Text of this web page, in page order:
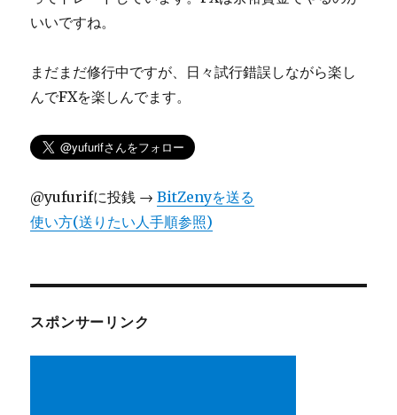
いいですね。
まだまだ修行中ですが、日々試行錯誤しながら楽し
んでFXを楽しんでます。
@yufurifに投銭 →BitZenyを送る
使い方(送りたい人手順参照)
スポンサーリンク